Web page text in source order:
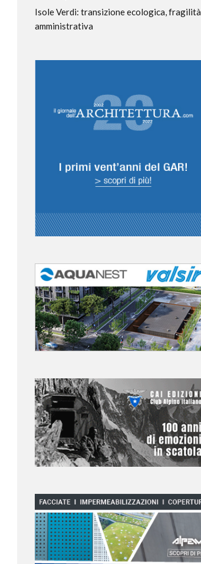
Isole Verdi: transizione ecologica, fragilità
amministrativa